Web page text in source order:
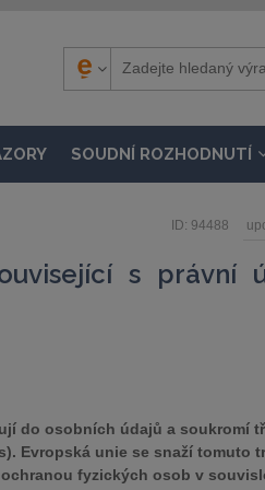
SOUDNÍ ROZHODNUTÍ
ID: 94488
s právní
do osobních údajů a soukromí
Evropská unie se snaží tomuto
fyzických osob v